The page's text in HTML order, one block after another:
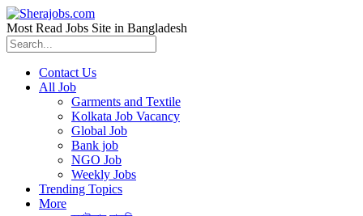
Most Read Jobs Site in Bangladesh
Contact Us
All Job
Garments and Textile
Kolkata Job Vacancy
Global Job
Bank job
NGO Job
Weekly Jobs
Trending Topics
More